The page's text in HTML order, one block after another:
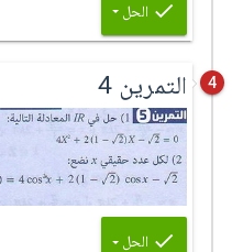
الحل
4 التمرين 4
الحل